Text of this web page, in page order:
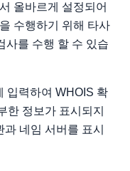
올바르게 설정되어
수행하기 위해 타사
사를 수행 할 수 있습
입력하여 WHOIS 확
한 정보가 표시되지
네임 서버를 표시